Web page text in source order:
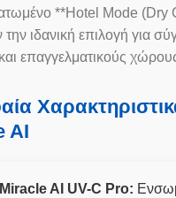
**Hotel Mode (Dry
την ιδανική επιλογή για
και επαγγελματικούς
AI
AI UV-C Pro: